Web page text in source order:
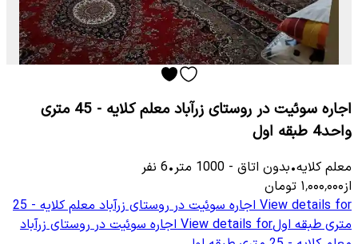
اجاره سوئیت در روستای زرآباد معلم کلایه - 45 متری
واحد4 طبقه اول
معلم كلایه•بدون اتاق -
1000 متر•
6 نفر
از۱٬۰۰۰٬۰۰۰ تومان
View details for
اجاره سوئیت در روستای زرآباد معلم کلایه - 25
متری طبقه اولView details for اجاره سوئیت در روستای زرآباد